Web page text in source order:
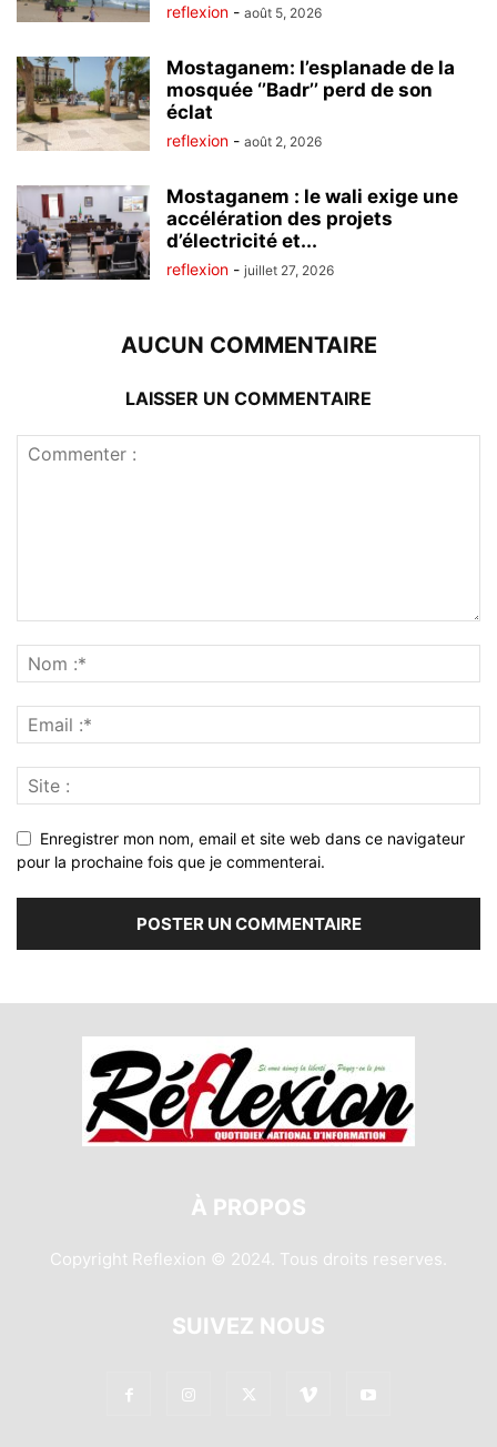
reflexion - août 5, 2026
Mostaganem: l’esplanade de la
mosquée ‘’Badr’’ perd de son
éclat
reflexion - août 2, 2026
Mostaganem : le wali exige une
accélération des projets
d’électricité et...
reflexion - juillet 27, 2026
AUCUN COMMENTAIRE
LAISSER UN COMMENTAIRE
Enregistrer mon nom, email et site web dans ce navigateur
pour la prochaine fois que je commenterai.
À PROPOS
Copyright Reflexion © 2024. Tous droits reserves.
SUIVEZ NOUS